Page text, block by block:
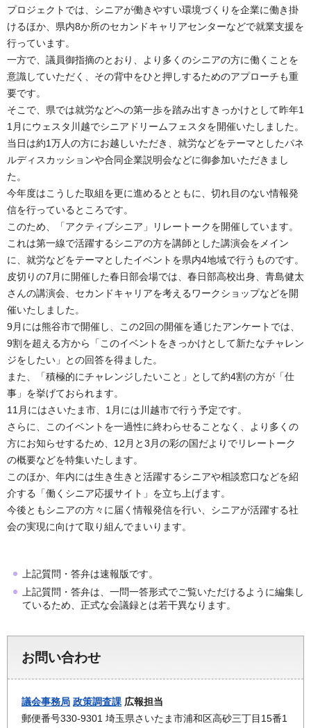
プロジェクトでは、シニアが働きやすい環境づくりを企業に働き掛
けるほか、県内8か所のセカンドキャリアセンターなどで就業支援を
行っています。
一方で、議員御指摘のとおり、より多くのシニアの方に働くことを
意識していただく、その背中をひと押しするためのアプローチも重
要です。
そこで、県では就労などへの第一歩を踏み出すきっかけとして昨年1
1月にウェスタ川越でシニアドリームフェスタを開催いたしました。
当日は約1万人の方にお越しいただき、就労などをテーマとしたパネ
ルディスカッションや合同企業説明会などに御参加いただきまし
た。
今年度はこうした取組を更に進めるとともに、切れ目のない情報発
信を行っているところです。
このため、「アクティブシニア」リレートークを開催しています。
これは第一線で活躍するシニアの方を講師とした講演会をメイン
に、就労などをテーマとしたイベントを県内4地域で行うものです。
皮切りの7月に開催した春日部会場では、春日部高校出身、青島健太
さんの講演会、セカンドキャリアを考えるワークショップなどを開
催いたしました。
9月には熊谷市で開催し、この2回の開催を通じたアンケートでは、
9割を超える方から「このイベントをきっかけとして新たなチャレン
ジをしたい」との回答を得ました。
また、「積極的にチャレンジしたいこと」として約4割の方が「仕
事」を挙げておられます。
11月にはさいたま市、1月には川越市で行う予定です。
さらに、このイベントを一過性に終わらせることなく、より多くの
方にお知らせするため、12月と3月の彩の国だよりでリレートーク
の概要などを特集いたします。
このほか、年内には生き生きと活躍するシニアや相談窓口などを紹
介する「働くシニア応援サイト」を立ち上げます。
今後ともシニアの方々に届く情報発信を行い、シニアが活躍する社
会の実現に向けて取り組んでまいります。
上記質問・答弁は速報版です。
上記質問・答弁は、一問一答形式でご覧いただけるように編集し
ているため、正式な会議録とは若干異なります。
お問い合わせ
議会事務局 政策調査課 広報担当
郵便番号330-9301 埼玉県さいたま市浦和区高砂三丁目15番1